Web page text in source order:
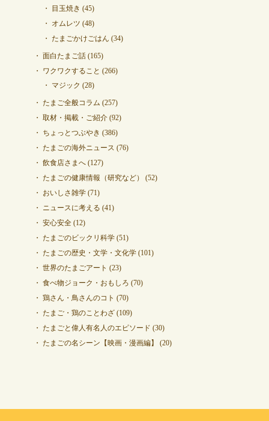
目玉焼き (45)
オムレツ (48)
たまごかけごはん (34)
面白たまご話(165)
ワクワクすること (266)
マジック (28)
たまご全般コラム (257)
取材・掲載・ご紹介(92)
ちょっとつぶやき (386)
たまごの海外ニュース (76)
飲食店さまへ(127)
たまごの健康情報（研究など）
(52)
おいしさ雑学(71)
ニュースに考える (41)
安心安全(12)
たまごのビックリ科学(51)
たまごの歴史・文学・文化学(101)
世界のたまごアート (23)
食べ物ジョーク・おもしろ (70)
鶏さん・鳥さんのコト (70)
たまご・鶏のことわざ(109)
たまごと偉人有名人のエピソード (30)
たまごの名シーン【映画・漫画編】
(20)